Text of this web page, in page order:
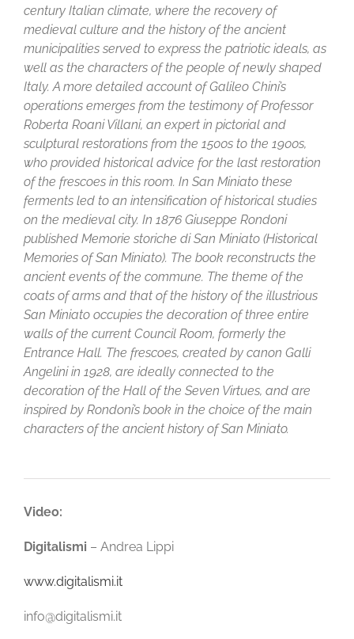
century Italian climate, where the recovery of
medieval culture and the history of the ancient
municipalities served to express the patriotic ideals, as
well as the characters of the people of newly shaped
Italy. A more detailed account of Galileo Chini’s
operations emerges from the testimony of Professor
Roberta Roani Villani, an expert in pictorial and
sculptural restorations from the 1500s to the 1900s,
who provided historical advice for the last restoration
of the frescoes in this room. In San Miniato these
ferments led to an intensification of historical studies
on the medieval city. In 1876 Giuseppe Rondoni
published Memorie storiche di San Miniato (Historical
Memories of San Miniato). The book reconstructs the
ancient events of the commune. The theme of the
coats of arms and that of the history of the illustrious
San Miniato occupies the decoration of three entire
walls of the current Council Room, formerly the
Entrance Hall. The frescoes, created by canon Galli
Angelini in 1928, are ideally connected to the
decoration of the Hall of the Seven Virtues, and are
inspired by Rondoni’s book in the choice of the main
characters of the ancient history of San Miniato.
Video:
Digitalismi – Andrea Lippi
www.digitalismi.it
info@digitalismi.it